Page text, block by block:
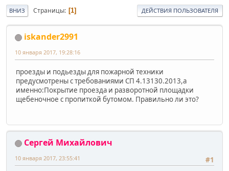
ВНИЗ Страницы 1 ДЕЙСТВИЯ ПОЛЬЗОВАТЕЛЯ
iskander2991
10 января 2017, 19:28:16
проезды и подьезды для пожарной техники
предусмотрены с требованиями СП 4.13130.2013,а
именно:Покрытие проезда и разворотной площадки
щебеночное с пропиткой бутомом. Правильно ли это?
Сергей Михайлович
#1
10 января 2017, 23:55:41